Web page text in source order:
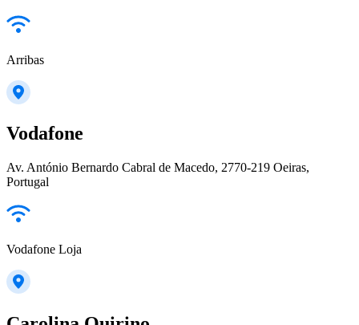
Arribas
Vodafone
Av. António Bernardo Cabral de Macedo, 2770-219 Oeiras,
Portugal
Vodafone Loja